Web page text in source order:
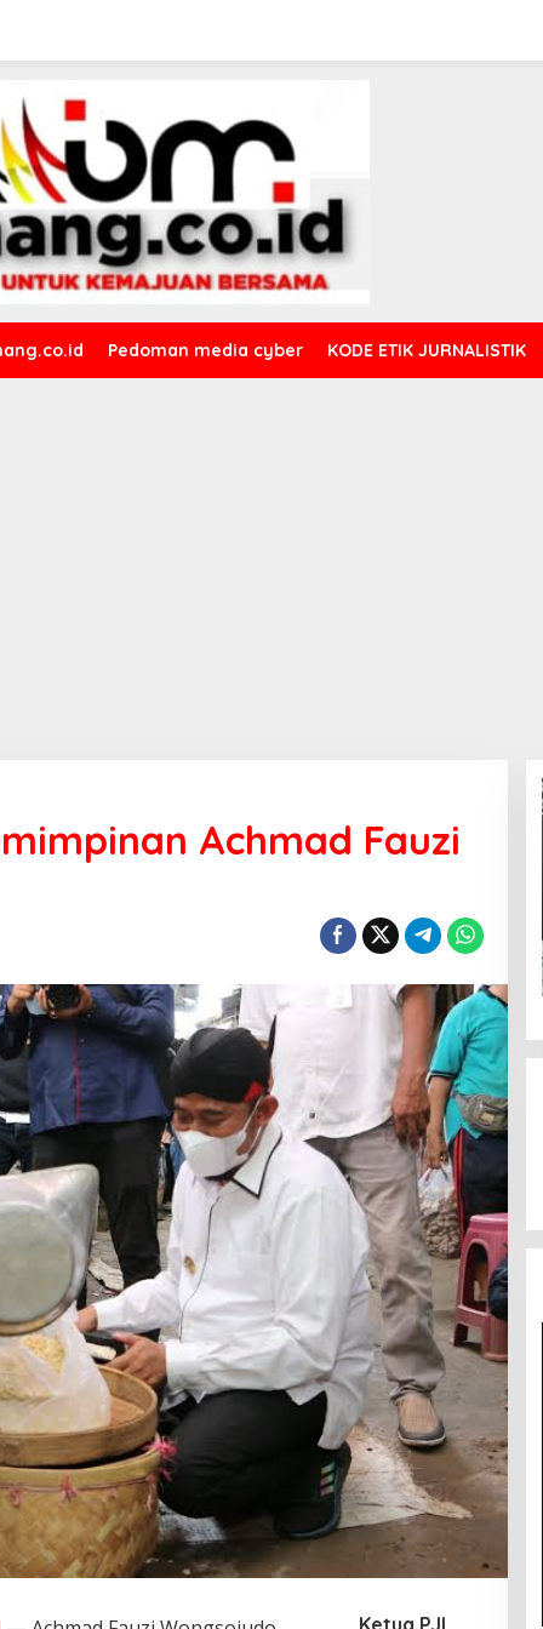
Pedoman media cyber KODE ETIK JURNALISTIK
Achmad Fauzi
Ketua PJI